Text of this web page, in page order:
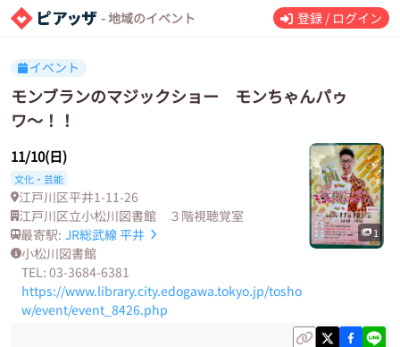
- 地域のイベント 登録 / ログイン
イベント
モンブランのマジックショー モンちゃんパゥ
ワ〜！！
11/10(日)
文化・芸能
江戸川区平井1-11-26
江戸川区立小松川図書館 ３階視聴覚室
最寄駅: JR総武線 平井
小松川図書館
TEL: 03-3684-6381
https://www.library.city.edogawa.tokyo.jp/tosho
w/event/event_8426.php
1